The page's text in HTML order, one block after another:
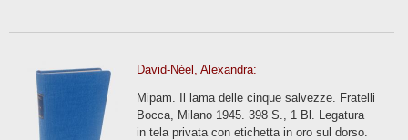
David-Néel, Alexandra:
Mipam. Il lama delle cinque salvezze. Fratelli
Bocca, Milano 1945. 398 S., 1 Bl. Legatura
in tela privata con etichetta in oro sul dorso.